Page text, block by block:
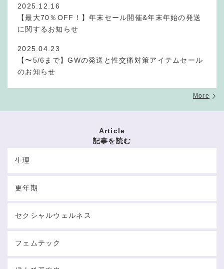
2025.12.16
【最大70％OFF！】年末セール開催&年末年始の発送
に関するお知らせ
2025.04.23
【〜5/6まで】GWの発送と性交痛対策アイテムセール
のお知らせ
More
Article
記事を読む
生理
更年期
セクシャルウェルネス
フェムテック